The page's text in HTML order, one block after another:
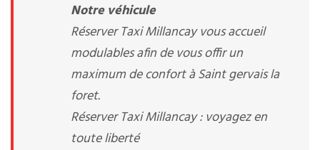
Notre véhicule
Réserver Taxi Millancay vous accueil
modulables afin de vous offir un
maximum de confort à Saint gervais la
foret.
Réserver Taxi Millancay : voyagez en
toute liberté